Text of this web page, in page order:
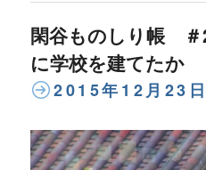
閑谷ものしり帳 ＃
に学校を建てたか
2015年12月23